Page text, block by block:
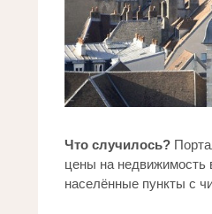
Что случилось?
цены на недвижимость
населённые пункты с